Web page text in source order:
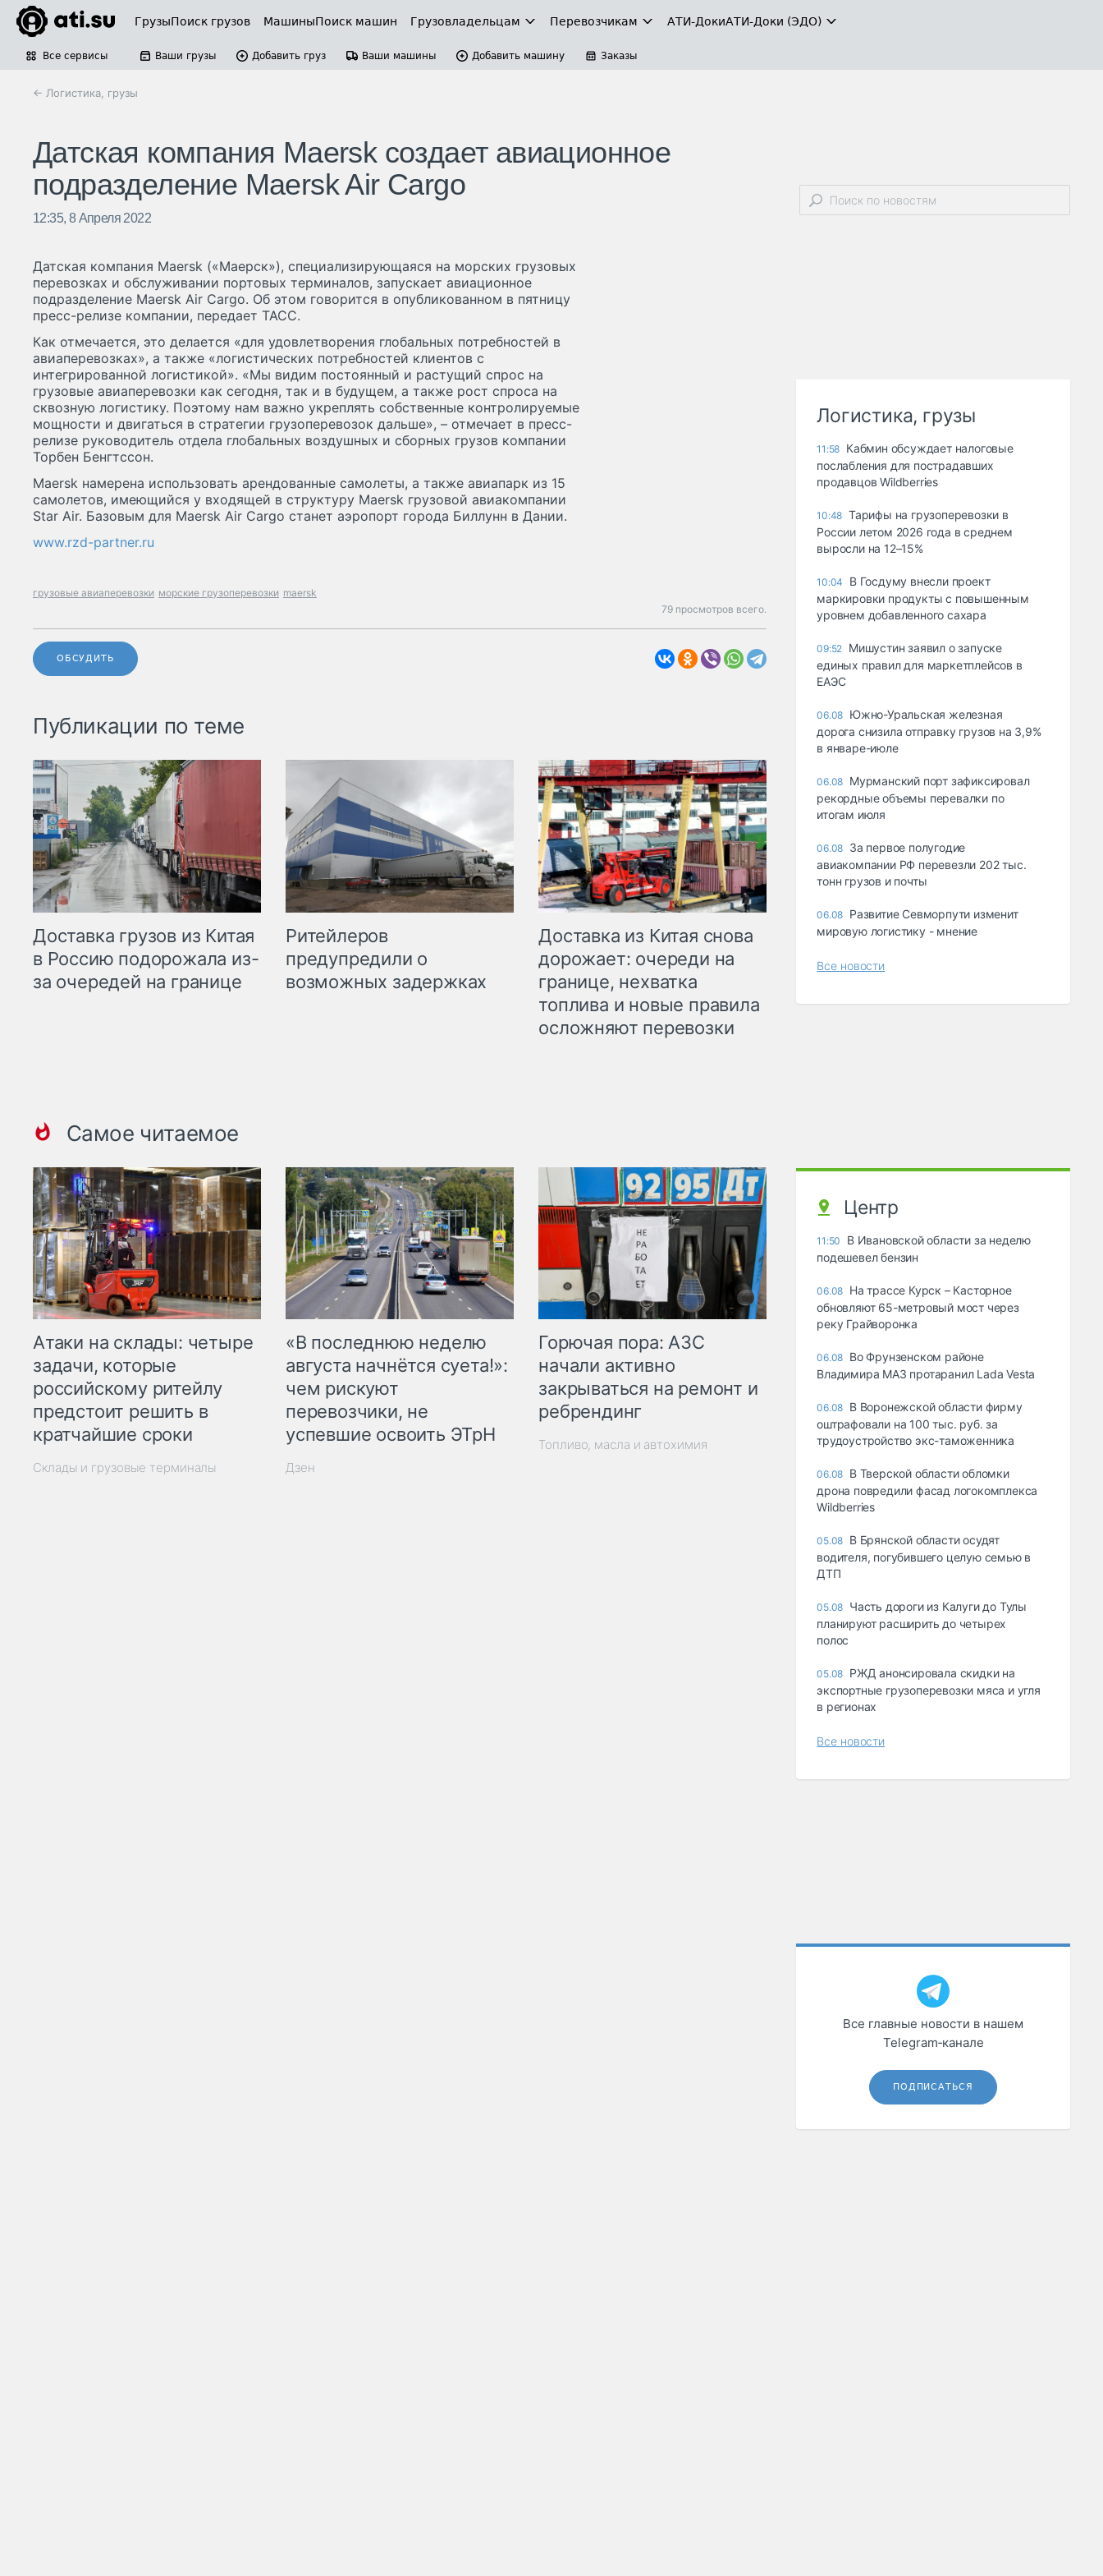
ГрузыПоиск грузов МашиныПоиск машин Грузовладельцам Перевозчикам АТИ-ДокиАТИ-Доки (ЭДО)
Все сервисы Ваши грузы Добавить груз Ваши машины Добавить машину Заказы
← Логистика, грузы
Датская компания Maersk создает авиационное
подразделение Maersk Air Cargo
12:35, 8 Апреля 2022
Датская компания Maersk («Маерск»), специализирующаяся на морских грузовых
перевозках и обслуживании портовых терминалов, запускает авиационное
подразделение Maersk Air Cargo. Об этом говорится в опубликованном в пятницу
пресс-релизе компании, передает ТАСС.
Как отмечается, это делается «для удовлетворения глобальных потребностей в
авиаперевозках», а также «логистических потребностей клиентов с
интегрированной логистикой». «Мы видим постоянный и растущий спрос на
грузовые авиаперевозки как сегодня, так и в будущем, а также рост спроса на
сквозную логистику. Поэтому нам важно укреплять собственные контролируемые
мощности и двигаться в стратегии грузоперевозок дальше», – отмечает в пресс-
релизе руководитель отдела глобальных воздушных и сборных грузов компании
Торбен Бенгтссон.
Maersk намерена использовать арендованные самолеты, а также авиапарк из 15
самолетов, имеющийся у входящей в структуру Maersk грузовой авиакомпании
Star Air. Базовым для Maersk Air Cargo станет аэропорт города Биллунн в Дании.
www.rzd-partner.ru
грузовые авиаперевозки морские грузоперевозки maersk
79 просмотров всего.
ОБСУДИТЬ
Публикации по теме
Доставка грузов из Китая
в Россию подорожала из-
за очередей на границе
Ритейлеров
предупредили о
возможных задержках
Доставка из Китая снова
дорожает: очереди на
границе, нехватка
топлива и новые правила
осложняют перевозки
Самое читаемое
Атаки на склады: четыре
задачи, которые
российскому ритейлу
предстоит решить в
кратчайшие сроки
Склады и грузовые терминалы
«В последнюю неделю
августа начнётся суета!»:
чем рискуют
перевозчики, не
успевшие освоить ЭТрН
Дзен
Горючая пора: АЗС
начали активно
закрываться на ремонт и
ребрендинг
Топливо, масла и автохимия
Логистика, грузы
11:58 Кабмин обсуждает налоговые
послабления для пострадавших
продавцов Wildberries
10:48 Тарифы на грузоперевозки в
России летом 2026 года в среднем
выросли на 12–15%
10:04
В Госдуму внесли проект
маркировки продукты с повышенным
уровнем добавленного сахара
09:52 Мишустин заявил о запуске
единых правил для маркетплейсов в
ЕАЭС
06.08 Южно-Уральская железная
дорога снизила отправку грузов на 3,9%
в январе-июле
06.08 Мурманский порт зафиксировал
рекордные объемы перевалки по
итогам июля
06.08 За первое полугодие
авиакомпании РФ перевезли 202 тыс.
тонн грузов и почты
06.08 Развитие Севморпути изменит
мировую логистику - мнение
Все новости
Центр
11:50
В Ивановской области за неделю
подешевел бензин
06.08 На трассе Курск – Касторное
обновляют 65-метровый мост через
реку Грайворонка
06.08 Во Фрунзенском районе
Владимира МАЗ протаранил Lada Vesta
06.08 В Воронежской области фирму
оштрафовали на 100 тыс. руб. за
трудоустройство экс-таможенника
06.08 В Тверской области обломки
дрона повредили фасад логокомплекса
Wildberries
05.08 В Брянской области осудят
водителя, погубившего целую семью в
ДТП
05.08 Часть дороги из Калуги до Тулы
планируют расширить до четырех
полос
05.08 РЖД анонсировала скидки на
экспортные грузоперевозки мяса и угля
в регионах
Все новости
Все главные новости в нашем
Telegram‑канале
ПОДПИСАТЬСЯ